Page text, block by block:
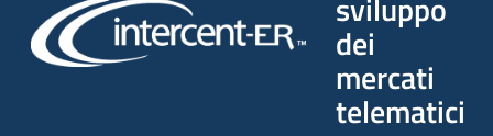
dei
mercati
telematici